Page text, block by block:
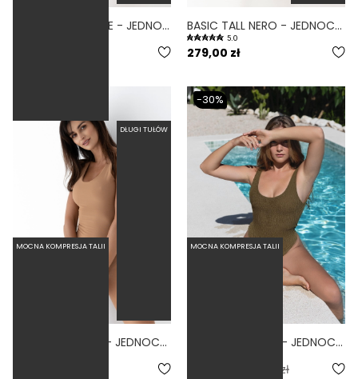
BASIC TALL JUNGLE - JEDNOCZĘŚCIOWY STRÓJ KĄPIELOWY DLA WYSOKICH MODELUJĄCY ZIELONY BASIC TALL NERO - JEDNOCZĘŚCIOWY STRÓJ KĄPIELOWY DLA WYSOKICH MODELUJĄCY CZARNY
5.0
279,00 zł
DŁUGI TUŁÓW
BASIC TALL NUDE - JEDNOCZĘŚCIOWY STRÓJ KĄPIELOWY DLA WYSOKICH MODELUJĄCY CIELISTY
-30%
BASIC TALL OLIVE - JEDNOCZĘŚCIOWY STRÓJ KĄPIELOWY DLA WYSOKICH MODELUJĄCY SCRUNCHIE OLIWKOWY
309,00 zł
MOCNA KOMPRESJA TALII MOCNA KOMPRESJA TALII